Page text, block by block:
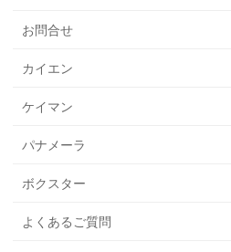
お問合せ
カイエン
ケイマン
パナメーラ
ボクスター
よくあるご質問